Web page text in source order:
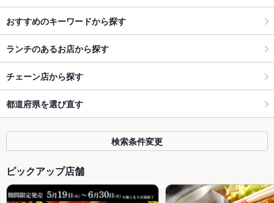
おすすめのキーワードから探す
ランチのあるお店から探す
チェーン店から探す
都道府県を選び直す
検索条件変更
ピックアップ店舗